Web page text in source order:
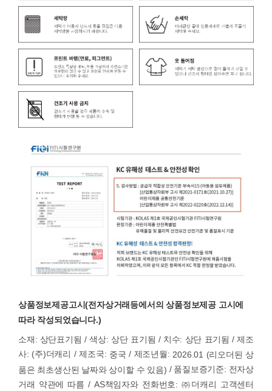
상품정보제공고시(전자상거래등에서의 상품정보제공 고시에
따라 작성되었습니다.)
소재: 상단표기됨 / 색상: 상단 표기됨 / 치수: 상단 표기됨 / 제조
사: (주)더캐리 / 제조국: 중국 / 제조년월: 2026.01 (리오더된 상
품은 최초생산된 날짜와 상이할 수 있음) / 품질보증기준: 전자상
거래 약관에 따름 / AS책임자와 전화번호: ㈜더캐리 고객센터